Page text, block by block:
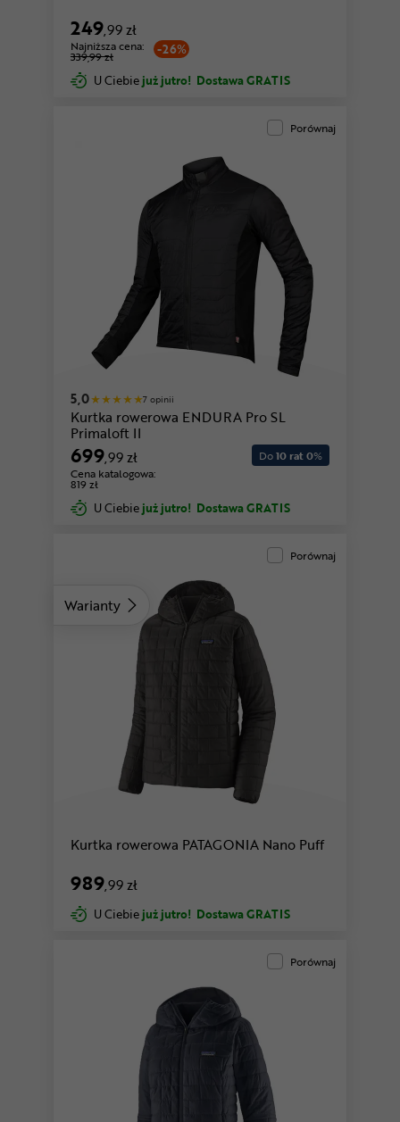
249,99 zł
-26%
Najniższa cena:
339,99 zł
U Ciebie już jutro! Dostawa GRATIS
Porównaj
5,0 7 opinii
Kurtka rowerowa ENDURA Pro SL
Primaloft II
699,99 zł
Cena katalogowa:
819 zł
Do10 rat 0%
U Ciebie już jutro! Dostawa GRATIS
Warianty
Porównaj
Kurtka rowerowa PATAGONIA Nano Puff
989,99 zł
U Ciebie już jutro! Dostawa GRATIS
Porównaj